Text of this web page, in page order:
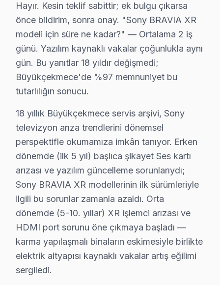
orta gelirli profilli Büyükçekmece'de müşterilerimiz
Büyükçekmece'deki iklim koşulları ile Sony TV arıza
Sıcaklık-arıza ilişkisinde ise iki kritik eşik var. 28°C
Büyükçekmece'de bu iklim-arıza korelasyonu stok
Sony OLED panel teknolojisinin Büyükçekmece
Güç yönetimi devresi ikinci kritik noktayı oluşturuyor.
Büyükçekmece'de Sony servisi seçmeden önce
"Sony OLED için orijinal parça mı
"Büyükçekmece'nin her mahallesine geliyor
18 yıllık Büyükçekmece servis arşivi, Sony televizyon
Güncel tablo şu: aylık 63 başvurunun %43'i XR
Memnuniyet verisi yıllar içinde bir iyileşme hikayesi
Büyükçekmece'de bu cihaz servisimizle tanışmadan
"Sonra" tablosu şu: Aynı müşteri bizimle iletişime
Kumburgaz Plajı mahallesindeki başka bir müşteri
Büyükçekmece servis lojistiği, ilçenin Avrupa
İkinci katman — Orta kuşak: Kumburgaz Plajı ve
Hayır. Kesin teklif sabittir; ek bulgu çıkarsa
önce bildirim, sonra onay. "Sony BRAVIA XR
modeli için süre ne kadar?" — Ortalama 2 iş
günü. Yazılım kaynaklı vakalar çoğunlukla aynı
gün. Bu yanıtlar 18 yıldır değişmedi;
Büyükçekmece'de %97 memnuniyet bu
tutarlılığın sonucu.
18 yıllık Büyükçekmece servis arşivi, Sony
televizyon arıza trendlerini dönemsel
perspektifle okumamıza imkân tanıyor. Erken
dönemde (ilk 5 yıl) başlıca şikayet Ses kartı
arızası ve yazılım güncelleme sorunlarıydı;
Sony BRAVIA XR modellerinin ilk sürümleriyle
ilgili bu sorunlar zamanla azaldı. Orta
dönemde (5-10. yıllar) XR işlemci arızası ve
HDMI port sorunu öne çıkmaya başladı —
karma yapılaşmalı binaların eskimesiyle birlikte
elektrik altyapısı kaynaklı vakalar artış eğilimi
sergiledi.